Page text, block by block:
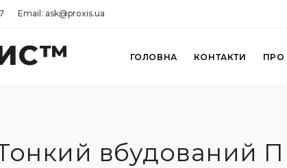
Email: ask@proxis.ua
ГОЛОВНА КОНТАКТИ ПРО
вбудований